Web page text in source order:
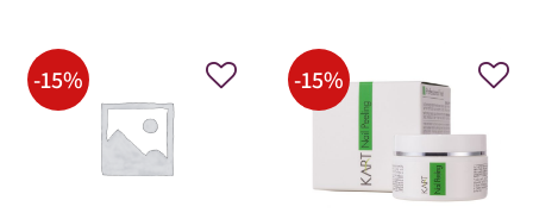
-15%
-15%